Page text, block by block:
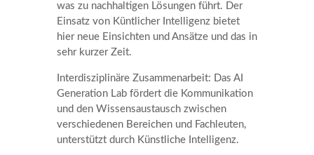
was zu nachhaltigen Lösungen führt. Der
Einsatz von Küntlicher Intelligenz bietet
hier neue Einsichten und Ansätze und das in
sehr kurzer Zeit.
Interdisziplinäre Zusammenarbeit: Das AI
Generation Lab fördert die Kommunikation
und den Wissensaustausch zwischen
verschiedenen Bereichen und Fachleuten,
unterstützt durch Künstliche Intelligenz.